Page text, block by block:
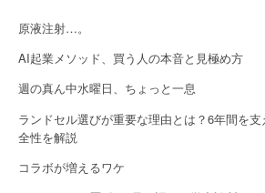
g
a
t
i
o
原液注射…。
AI起業メソッド、買う人の本音と見極め方
週の真ん中水曜日、ちょっと一息
ランドセル選びが重要な理由とは？6年間を
全性を解説
コラボが増えるワケ